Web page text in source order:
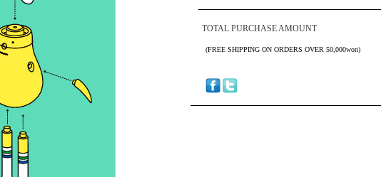
TOTAL PURCHASE AMOUNT
(FREE SHIPPING ON ORDERS OVER 50,000won)